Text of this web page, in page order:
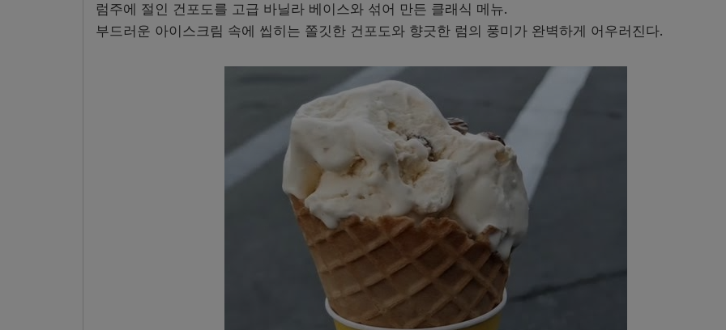
럼주에 절인 건포도를 고급 바닐라 베이스와 섞어 만든 클래식 메뉴.
부드러운 아이스크림 속에 씹히는 쫄깃한 건포도와 향긋한 럼의 풍미가 완벽하게 어우러진다.